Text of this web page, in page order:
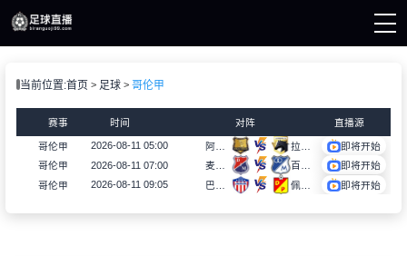
播
播
当前位置:首页 足球 哥伦甲
赛事 时间 对阵 直播源
哥伦甲 2026-08-11 05:00 阿古拉斯多拉达斯
即将开始
哥伦甲
2026-08-11 07:00 麦德林独立
即将开始
哥伦甲
2026-08-11 09:05 佩雷拉 即将开始